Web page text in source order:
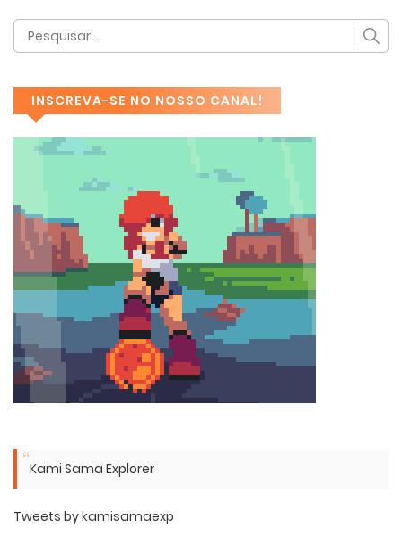
INSCREVA-SE NO NOSSO CANAL!
Kami Sama Explorer
Tweets by kamisamaexp